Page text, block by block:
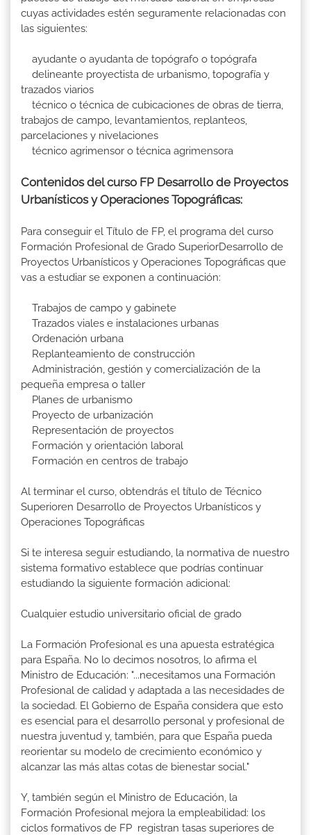
cuyas actividades estén seguramente relacionadas con
las siguientes:
ayudante o ayudanta de topógrafo o topógrafa
delineante proyectista de urbanismo, topografía y
trazados viarios
técnico o técnica de cubicaciones de obras de tierra,
trabajos de campo, levantamientos, replanteos,
parcelaciones y nivelaciones
técnico agrimensor o técnica agrimensora
Contenidos del curso FP Desarrollo de Proyectos
Urbanísticos y Operaciones Topográficas:
Para conseguir el Título de FP, el programa del curso
Formación Profesional de Grado SuperiorDesarrollo de
Proyectos Urbanísticos y Operaciones Topográficas que
vas a estudiar se exponen a continuación:
Trabajos de campo y gabinete
Trazados viales e instalaciones urbanas
Ordenación urbana
Replanteamiento de construcción
Administración, gestión y comercialización de la
pequeña empresa o taller
Planes de urbanismo
Proyecto de urbanización
Representación de proyectos
Formación y orientación laboral
Formación en centros de trabajo
Al terminar el curso, obtendrás el título de Técnico
Superioren Desarrollo de Proyectos Urbanísticos y
Operaciones Topográficas
Si te interesa seguir estudiando, la normativa de nuestro
sistema formativo establece que podrías continuar
estudiando la siguiente formación adicional:
Cualquier estudio universitario oficial de grado
La Formación Profesional es una apuesta estratégica
para España. No lo decimos nosotros, lo afirma el
Ministro de Educación: "...necesitamos una Formación
Profesional de calidad y adaptada a las necesidades de
la sociedad. El Gobierno de España considera que esto
es esencial para el desarrollo personal y profesional de
nuestra juventud y, también, para que España pueda
reorientar su modelo de crecimiento económico y
alcanzar las más altas cotas de bienestar social."
Y, también según el Ministro de Educación, la
Formación Profesional mejora la empleabilidad: los
ciclos formativos de FP registran tasas superiores de